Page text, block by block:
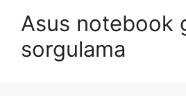
Asus notebook
sorgulama